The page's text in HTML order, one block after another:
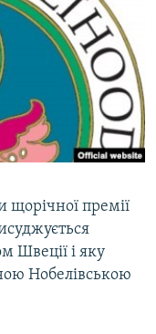
щорічної премії
Швеції і яку
Нобелівською